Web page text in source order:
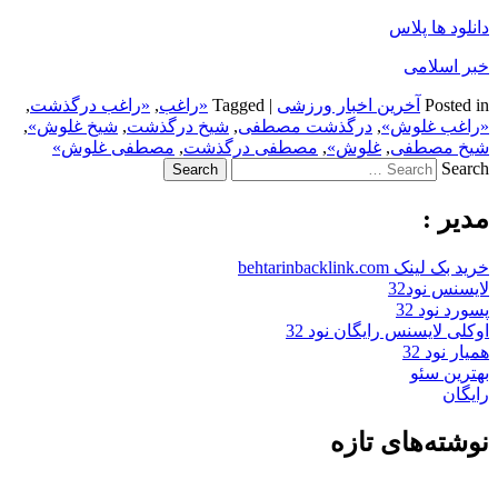
دانلود ها پلاس
خبر اسلامی
Posted in آخرین اخبار ورزشی |
Tagged «راغب, «راغب درگذشت,
«راغب غلوش», درگذشت مصطفی, شيخ درگذشت, شيخ غلوش»,
شيخ مصطفی, غلوش», مصطفی درگذشت, مصطفی غلوش»
Search
مدیر :
خرید بک لینک behtarinbacklink.com
لایسنس نود32
پسورد نود 32
اوکلی لایسنس رایگان نود 32
همیار نود 32
بهترین سئو
رایگان
نوشته‌های تازه